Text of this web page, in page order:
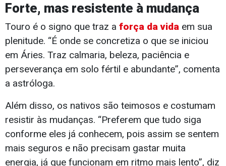
Forte, mas resistente à mudança
Touro é o signo que traz a força da vida em sua
plenitude. “É onde se concretiza o que se iniciou
em Áries. Traz calmaria, beleza, paciência e
perseverança em solo fértil e abundante”, comenta
a astróloga.
Além disso, os nativos são teimosos e costumam
resistir às mudanças. “Preferem que tudo siga
conforme eles já conhecem, pois assim se sentem
mais seguros e não precisam gastar muita
energia, já que funcionam em ritmo mais lento”, diz